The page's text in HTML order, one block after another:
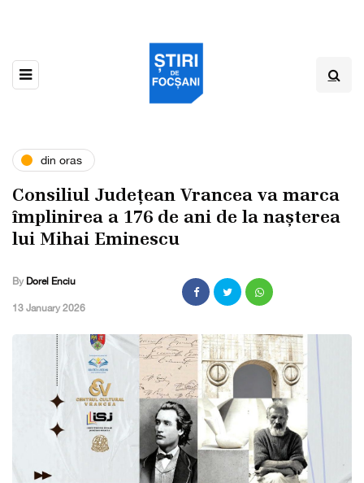
din oras
Consiliul Județean Vrancea va marca
împlinirea a 176 de ani de la nașterea
lui Mihai Eminescu
By Dorel Enciu
,13 January 2026